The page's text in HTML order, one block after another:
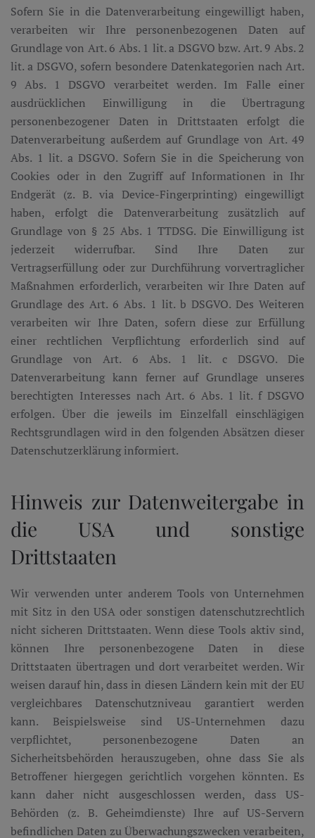
Sofern Sie in die Datenverarbeitung eingewilligt haben,
verarbeiten wir Ihre personenbezogenen Daten auf
Grundlage von Art. 6 Abs. 1 lit. a DSGVO bzw. Art. 9 Abs. 2
lit. a DSGVO, sofern besondere Datenkategorien nach Art.
9 Abs. 1 DSGVO verarbeitet werden. Im Falle einer
ausdrücklichen Einwilligung in die Übertragung
personenbezogener Daten in Drittstaaten erfolgt die
Datenverarbeitung außerdem auf Grundlage von Art. 49
Abs. 1 lit. a DSGVO. Sofern Sie in die Speicherung von
Cookies oder in den Zugriff auf Informationen in Ihr
Endgerät (z. B. via Device-Fingerprinting) eingewilligt
haben, erfolgt die Datenverarbeitung zusätzlich auf
Grundlage von § 25 Abs. 1 TTDSG. Die Einwilligung ist
jederzeit widerrufbar. Sind Ihre Daten zur
Vertragserfüllung oder zur Durchführung vorvertraglicher
Maßnahmen erforderlich, verarbeiten wir Ihre Daten auf
Grundlage des Art. 6 Abs. 1 lit. b DSGVO. Des Weiteren
verarbeiten wir Ihre Daten, sofern diese zur Erfüllung
einer rechtlichen Verpflichtung erforderlich sind auf
Grundlage von Art. 6 Abs. 1 lit. c DSGVO. Die
Datenverarbeitung kann ferner auf Grundlage unseres
berechtigten Interesses nach Art. 6 Abs. 1 lit. f DSGVO
erfolgen. Über die jeweils im Einzelfall einschlägigen
Rechtsgrundlagen wird in den folgenden Absätzen dieser
Datenschutzerklärung informiert.
Hinweis zur Datenweitergabe in
die USA und sonstige
Drittstaaten
Wir verwenden unter anderem Tools von Unternehmen
mit Sitz in den USA oder sonstigen datenschutzrechtlich
nicht sicheren Drittstaaten. Wenn diese Tools aktiv sind,
können Ihre personenbezogene Daten in diese
Drittstaaten übertragen und dort verarbeitet werden. Wir
weisen darauf hin, dass in diesen Ländern kein mit der EU
vergleichbares Datenschutzniveau garantiert werden
kann. Beispielsweise sind US-Unternehmen dazu
verpflichtet, personenbezogene Daten an
Sicherheitsbehörden herauszugeben, ohne dass Sie als
Betroffener hiergegen gerichtlich vorgehen könnten. Es
kann daher nicht ausgeschlossen werden, dass US-
Behörden (z. B. Geheimdienste) Ihre auf US-Servern
befindlichen Daten zu Überwachungszwecken verarbeiten,